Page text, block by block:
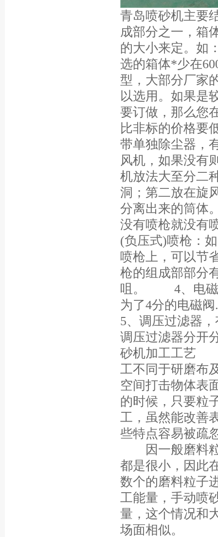
青岛喷砂机主
成部分之一，箱
的大小来定。如
选的箱体*少在
型，大部分厂家
以选用。如果是
要订做，那么您
比非标的价格
带单独除尘器，
风机，如果没有
机放法大至分二
洞；第二放在旋
分离出来的筒
没有喷枪就没有
(负压式)喷枪：
喷枪上，可以节
枪的组成部部分
咀。 4、电磁
为了4分的电磁
5、调压过滤器
调压过滤器分
砂机加工工
工不同于研磨布
空间打击物体表
的时候，只要粒
工，虽然能改善
些特点容易被
因一般磨料粒
都是很小，因此
数个的磨料粒子
工能量，手动喷
量，这个情况和
场面相似。 （